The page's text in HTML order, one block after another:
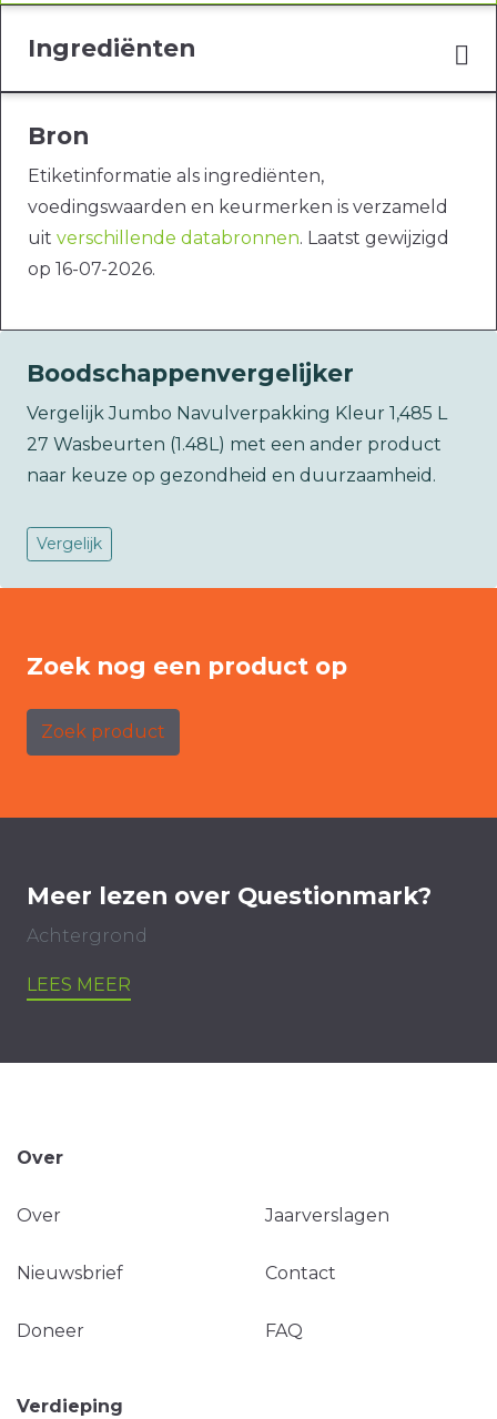
Ingrediënten
Bron
Etiketinformatie als ingrediënten,
voedingswaarden en keurmerken is verzameld
uit verschillende databronnen. Laatst gewijzigd
op 16-07-2026.
Boodschappenvergelijker
Vergelijk Jumbo Navulverpakking Kleur 1,485 L
27 Wasbeurten (1.48L) met een ander product
naar keuze op gezondheid en duurzaamheid.
Vergelijk
Zoek nog een product op
Zoek product
Meer lezen over Questionmark?
Achtergrond
LEES MEER
Over
Over Jaarverslagen
Nieuwsbrief Contact
Doneer FAQ
Verdieping